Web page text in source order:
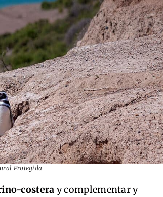
Protegida
costera y complementar y